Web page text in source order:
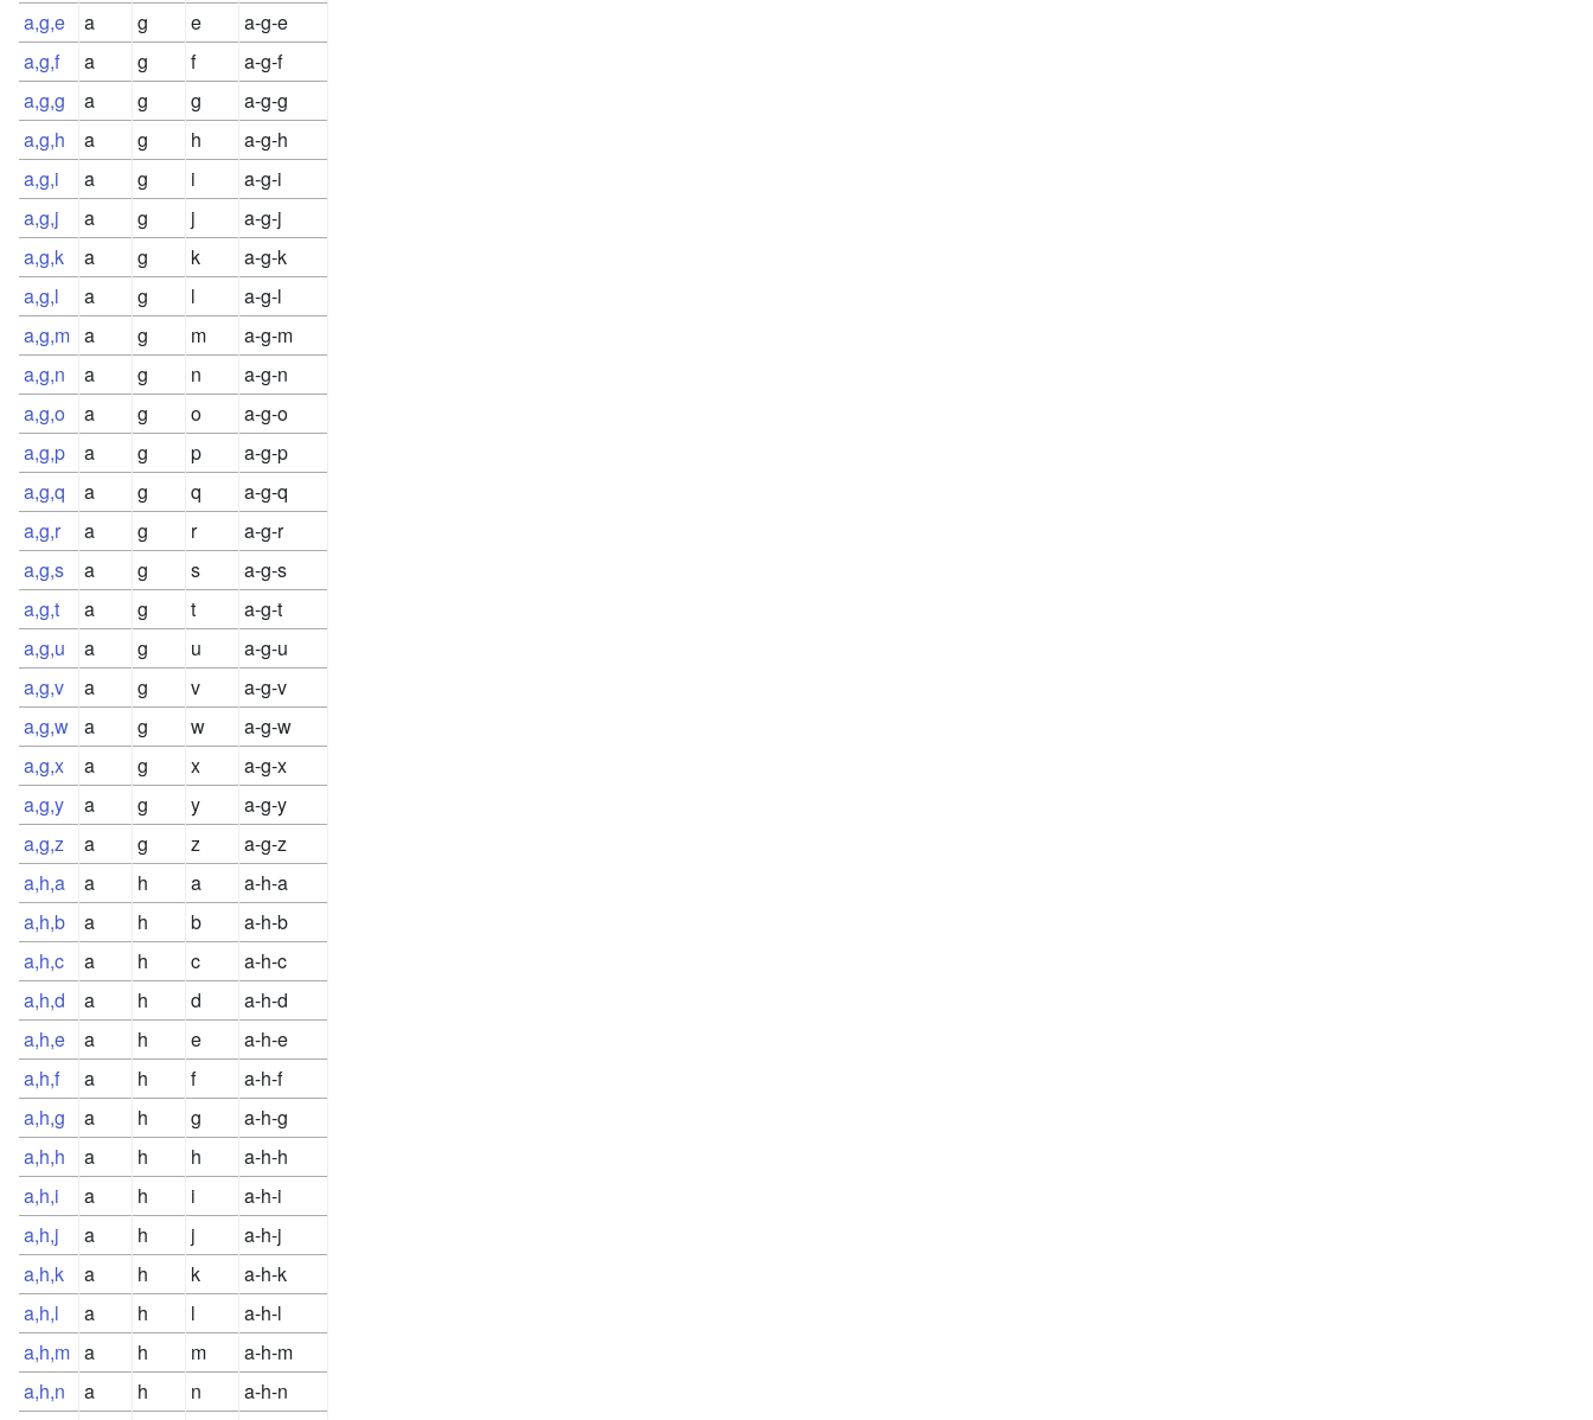
a,g,e
a g e
a-g-e
a,g,f
a g f
a-g-f
a,g,g
a g g
a-g-g
a,g,h
a g h
a-g-h
a,g,i
a g i
a-g-i
a,g,j
a g j
a-g-j
a,g,k
a g k
a-g-k
a,g,l
a g l
a-g-l
a,g,m a g m
a-g-m
a,g,n
a g n
a-g-n
a,g,o
a g o
a-g-o
a,g,p
a g p
a-g-p
a,g,q
a g q
a-g-q
a,g,r
a g r
a-g-r
a,g,s
a g s
a-g-s
a,g,t
a g t
a-g-t
a,g,u
a g u
a-g-u
a,g,v
a g v
a-g-v
a,g,w a g w
a-g-w
a,g,x
a g x
a-g-x
a,g,y
a g y
a-g-y
a,g,z
a g z
a-g-z
a,h,a
a h a
a-h-a
a,h,b
a h b
a-h-b
a,h,c
a h c
a-h-c
a,h,d
a h d
a-h-d
a,h,e
a h e
a-h-e
a,h,f
a h f
a-h-f
a,h,g
a h g
a-h-g
a,h,h
a h h
a-h-h
a,h,i
a h i
a-h-i
a,h,j
a h j
a-h-j
a,h,k
a h k
a-h-k
a,h,l
a h l
a-h-l
a,h,m a h m
a-h-m
a,h,n
a h n
a-h-n